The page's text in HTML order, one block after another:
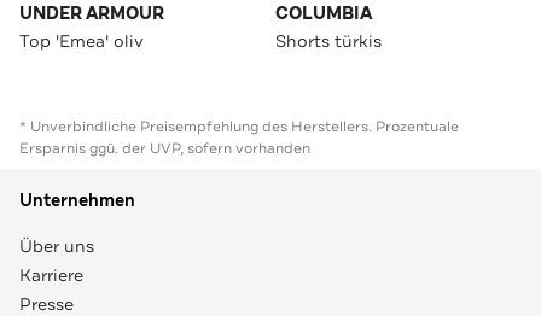
UNDER ARMOUR
Top 'Emea' oliv
COLUMBIA
Shorts türkis
* Unverbindliche Preisempfehlung des Herstellers. Prozentuale
Ersparnis ggü. der UVP, sofern vorhanden
Unternehmen
Über uns
Karriere
Presse